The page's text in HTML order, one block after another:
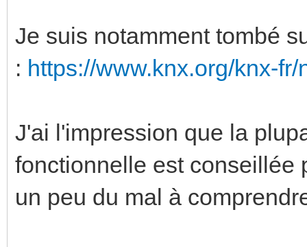
Je suis notamment tombé
: https://www.knx.org/knx-
J'ai l'impression que la
fonctionnelle est conseillée
un peu du mal à